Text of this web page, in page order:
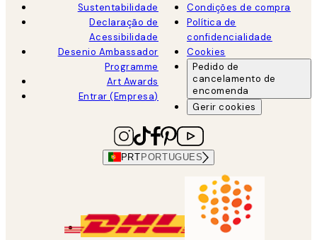
Sustentabilidade
Declaração de
Acessibilidade
Desenio Ambassador
Programme
Art Awards
Entrar (Empresa)
Condições de compra
Política de
confidencialidade
Cookies
Pedido de
cancelamento de
encomenda
Gerir cookies
PRT PORTUGUES